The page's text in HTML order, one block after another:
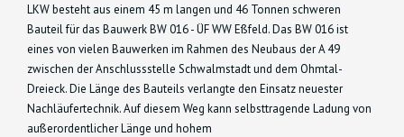
LKW besteht aus einem 45 m langen und 46 Tonnen schweren
Bauteil für das Bauwerk BW 016 - ÜF WW Eßfeld. Das BW 016 ist
eines von vielen Bauwerken im Rahmen des Neubaus der A 49
zwischen der Anschlussstelle Schwalmstadt und dem Ohmtal-
Dreieck. Die Länge des Bauteils verlangte den Einsatz neuester
Nachläufertechnik. Auf diesem Weg kann selbsttragende Ladung von
außerordentlicher Länge und hohem